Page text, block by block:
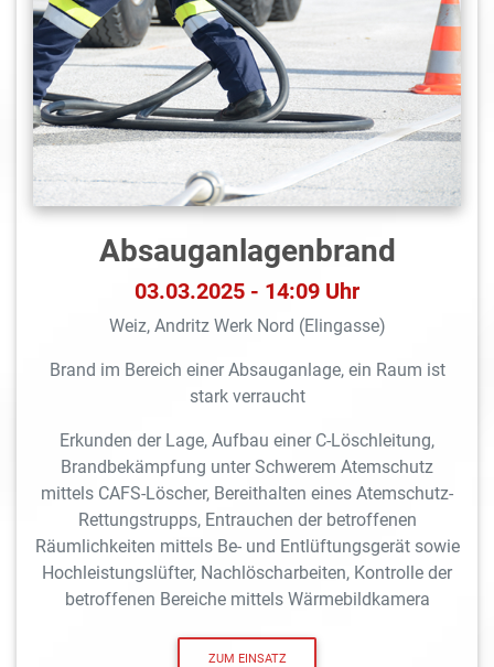
Absauganlagenbrand
03.03.2025 - 14:09 Uhr
Weiz, Andritz Werk Nord (Elingasse)
Brand im Bereich einer Absauganlage, ein Raum ist
stark verraucht
Erkunden der Lage, Aufbau einer C-Löschleitung,
Brandbekämpfung unter Schwerem Atemschutz
mittels CAFS-Löscher, Bereithalten eines Atemschutz-
Rettungstrupps, Entrauchen der betroffenen
Räumlichkeiten mittels Be- und Entlüftungsgerät sowie
Hochleistungslüfter, Nachlöscharbeiten, Kontrolle der
betroffenen Bereiche mittels Wärmebildkamera
ZUM EINSATZ